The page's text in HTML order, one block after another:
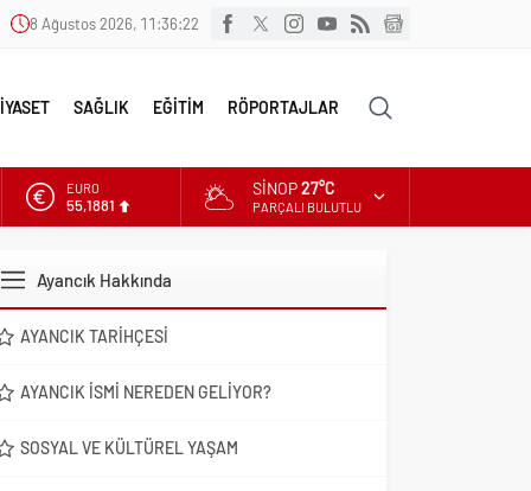
8 Ağustos 2026, 11:36:23
SAĞLIK EĞİTİM RÖPORTAJLAR
ALTIN
6.660,55
EURO
SINOP27°C
PARÇALI BULUTLU
Ayancık Hakkında
AYANCIK TARIHÇESI
AYANCIK İSMI NEREDEN GELIYOR?
SOSYAL VE KÜLTÜREL YAŞAM